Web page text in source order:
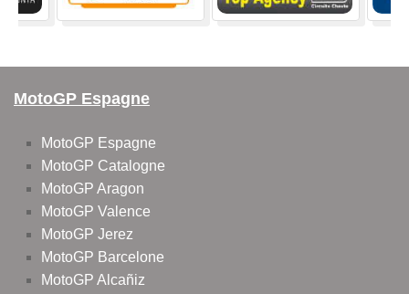
MotoGP Espagne
MotoGP Espagne
MotoGP Catalogne
MotoGP Aragon
MotoGP Valence
MotoGP Jerez
MotoGP Barcelone
MotoGP Alcañiz